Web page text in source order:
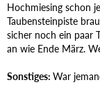
Hochmiesing schon
Taubensteinpiste
sicher noch ein paar
an wie Ende März.
Sonstiges: War